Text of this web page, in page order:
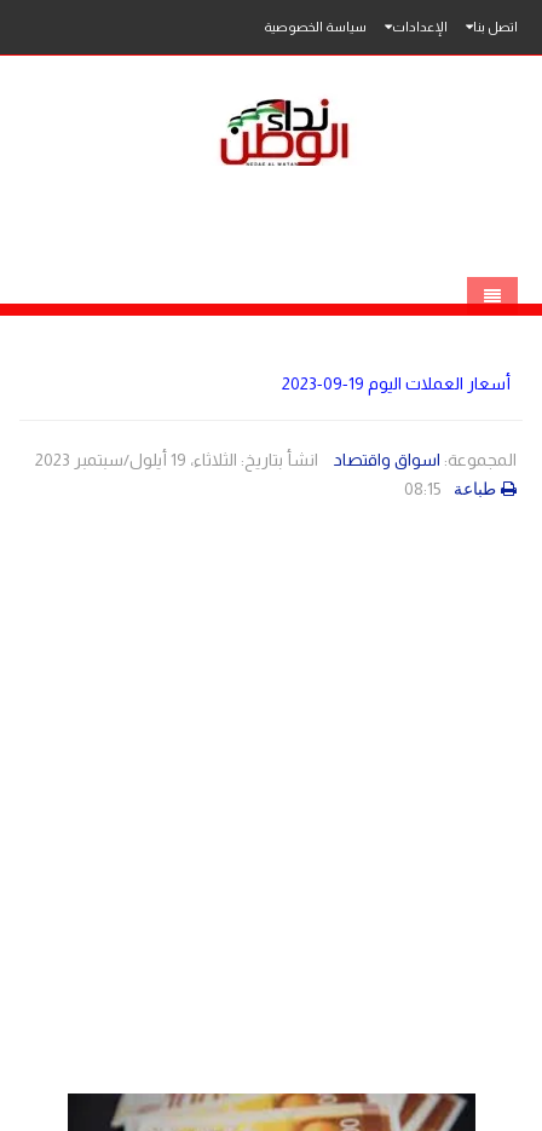
اتصل بنا الإعدادات سياسة الخصوصية
أسعار العملات اليوم 19-09-2023
المجموعة: اسواق واقتصاد
انشأ بتاريخ: الثلاثاء، 19 أيلول/سبتمبر 2023
08:15
طباعة
محلي
فلسطين
عربي